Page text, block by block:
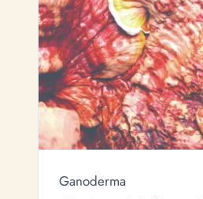
Ganoderma